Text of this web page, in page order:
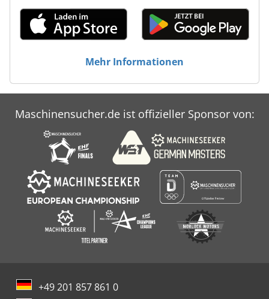
Mehr Informationen
Maschinensucher.de ist offizieller Sponsor von:
+49 201 857 861 0